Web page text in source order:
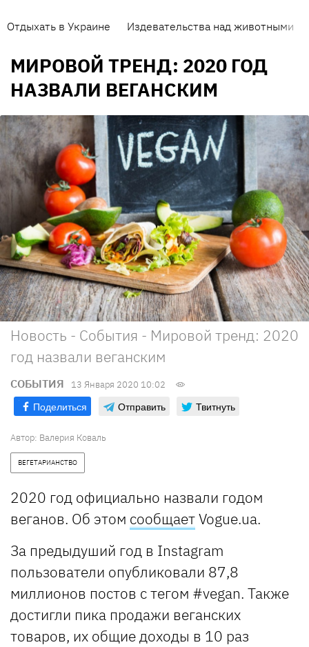
Отдыхать в Украине Издевательства над животными
МИРОВОЙ ТРЕНД: 2020 ГОД
НАЗВАЛИ ВЕГАНСКИМ
Новость - События - Мировой тренд: 2020
год назвали веганским
СОБЫТИЯ 13 Января 2020 10:02
Поделиться Отправить Твитнуть
Автор: Валерия Коваль
ВЕГЕТАРИАНСТВО
2020 год официально назвали годом
веганов. Об этом сообщаетVogue.ua.
За предыдуший год в Instagram
пользователи опубликовали 87,8
миллионов постов с тегом #vegan. Также
достигли пика продажи веганских
товаров, их общие доходы в 10 раз